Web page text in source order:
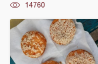
14760